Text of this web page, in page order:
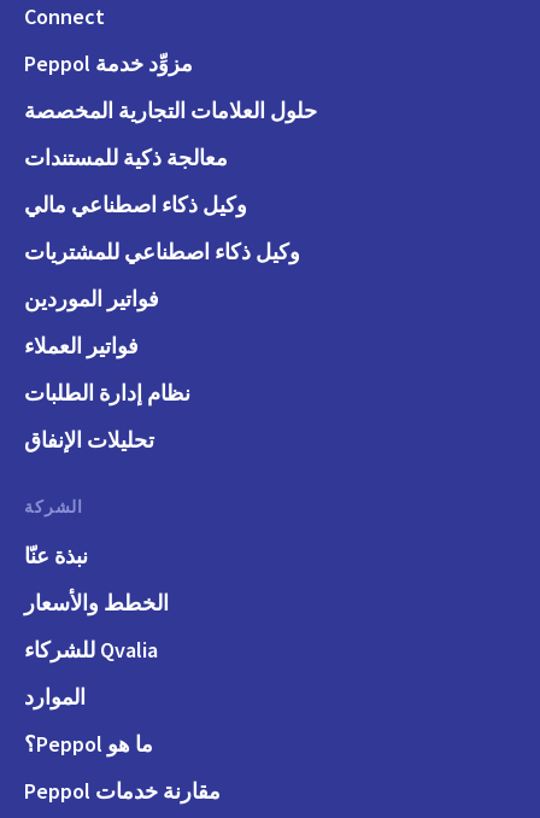
Connect
مزوِّد خدمة Peppol
حلول العلامات التجارية المخصصة
معالجة ذكية للمستندات
وكيل ذكاء اصطناعي مالي
وكيل ذكاء اصطناعي للمشتريات
فواتير الموردين
فواتير العملاء
نظام إدارة الطلبات
تحليلات الإنفاق
الشركة
نبذة عنّا
الخطط والأسعار
Qvalia للشركاء
الموارد
ما هو Peppol؟
مقارنة خدمات Peppol